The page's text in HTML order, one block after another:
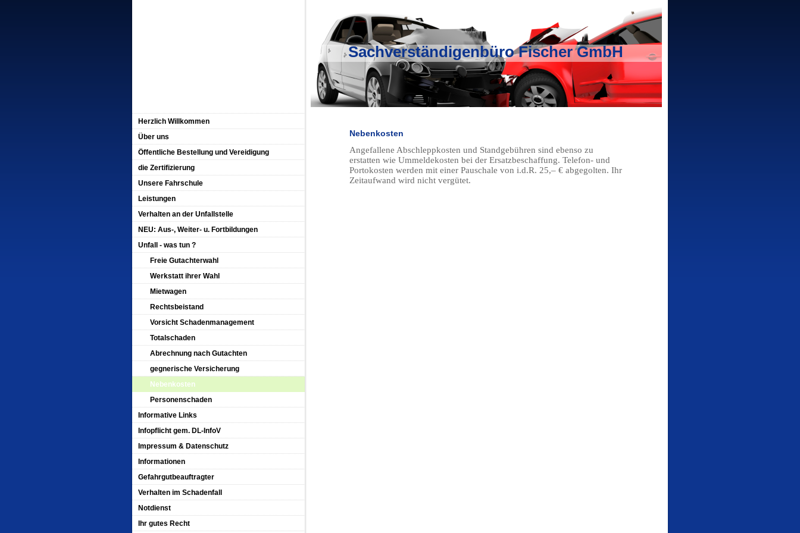
Sachverständigenbüro Fischer GmbH
Nebenkosten
Angefallene Abschleppkosten und Standgebühren sind ebenso zu
erstatten wie Ummeldekosten bei der Ersatzbeschaffung. Telefon- und
Portokosten werden mit einer Pauschale von i.d.R. 25,– € abgegolten. Ihr
Zeitaufwand wird nicht vergütet.
Herzlich Willkommen
Über uns
Öffentliche Bestellung und Vereidigung
die Zertifizierung
Unsere Fahrschule
Leistungen
Verhalten an der Unfallstelle
NEU: Aus-, Weiter- u. Fortbildungen
Unfall - was tun ?
Freie Gutachterwahl
Werkstatt ihrer Wahl
Mietwagen
Rechtsbeistand
Vorsicht Schadenmanagement
Totalschaden
Abrechnung nach Gutachten
gegnerische Versicherung
Nebenkosten
Personenschaden
Informative Links
Infopflicht gem. DL-InfoV
Impressum & Datenschutz
Informationen
Gefahrgutbeauftragter
Verhalten im Schadenfall
Notdienst
Ihr gutes Recht